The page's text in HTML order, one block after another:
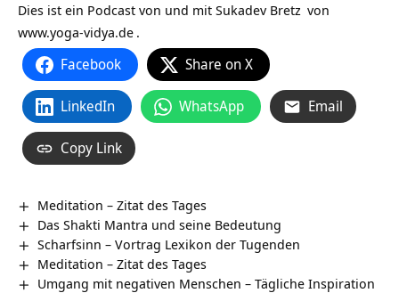
Dies ist ein Podcast von und mit Sukadev Bretz von
www.yoga-vidya.de .
Facebook Share on X
LinkedIn WhatsApp Email
Copy Link
Meditation – Zitat des Tages
Das Shakti Mantra und seine Bedeutung
Scharfsinn – Vortrag Lexikon der Tugenden
Meditation – Zitat des Tages
Umgang mit negativen Menschen – Tägliche Inspiration